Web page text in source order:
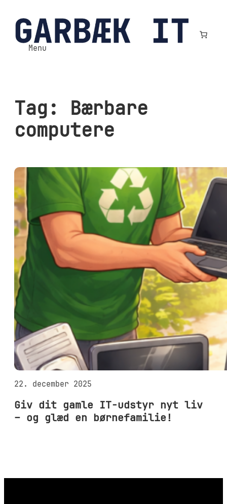
til
indhold
Menu
Tag: Bærbare
computere
22. december 2025
Giv dit gamle IT-udstyr nyt liv
– og glæd en børnefamilie!